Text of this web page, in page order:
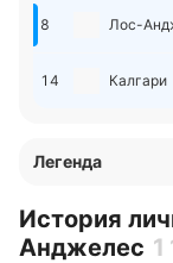
8 Лос-
14 Калгари
Легенда
История
Анджелес